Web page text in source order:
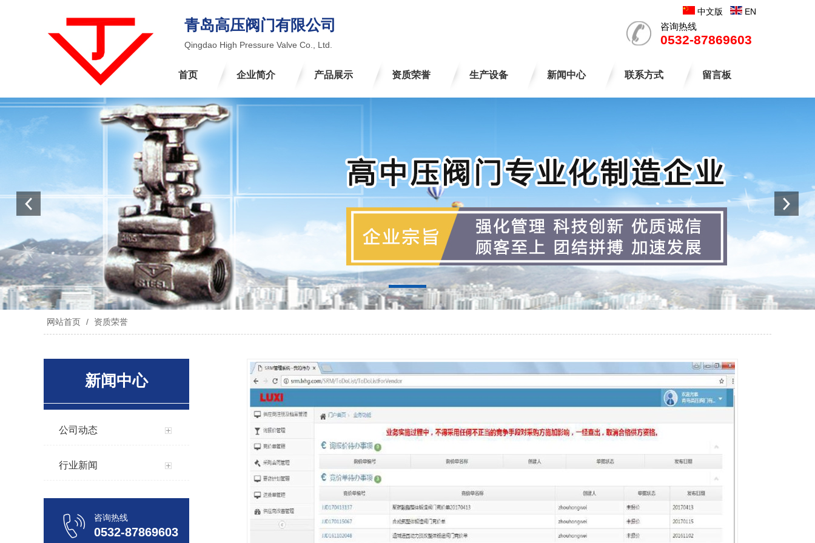
青岛高压阀门有限公司
Qingdao High Pressure Valve Co., Ltd.
中文版 EN
咨询热线
0532-87869603
首页 企业简介 产品展示 资质荣誉 生产设备 新闻中心 联系方式 留言板
网站首页 / 资质荣誉
新闻中心
公司动态
行业新闻
咨询热线
0532-87869603